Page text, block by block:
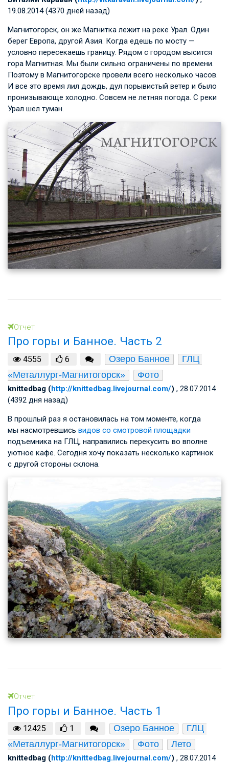
19.08.2014 (4370 дней назад)
Магнитогорск, он же Магнитка лежит на реке Урал. Один
берег Европа, другой Азия. Когда едешь по мосту —
условно пересекаешь границу. Рядом с городом высится
гора Магнитная. Мы были сильно ограничены по времени.
Поэтому в Магнитогорске провели всего несколько часов.
И все это время лил дождь, дул порывистый ветер и было
пронизывающе холодно. Совсем не летняя погода. С реки
Урал шел туман.
Отчет
Про горы и Банное. Часть 2
4555 6 Озеро Банное
ГЛЦ
«Металлург-Магнитогорск»
Фото
knittedbag (http://knittedbag.livejournal.com/) , 28.07.2014
(4392 дня назад)
В прошлый раз я остановилась на том моменте, когда
мы насмотревшись видов со смотровой площадки
подъемника на ГЛЦ, направились перекусить во вполне
уютное кафе. Сегодня хочу показать несколько картинок
с другой стороны склона.
Отчет
Про горы и Банное. Часть 1
12425 1 Озеро Банное
ГЛЦ
«Металлург-Магнитогорск»
Фото Лето
knittedbag (http://knittedbag.livejournal.com/) , 28.07.2014